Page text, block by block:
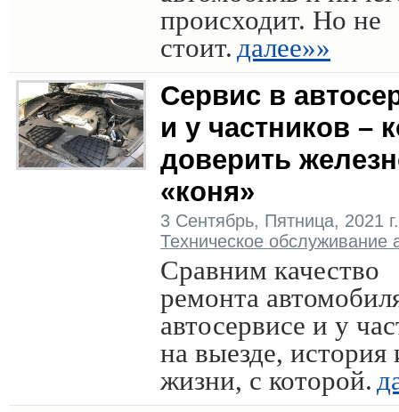
происходит. Но не
стоит. далее»»
Сервис в
и у частников –
доверить
«коня»
3 Сентябрь, Пятница, 2021
Техническое обслуживание
Сравним качество
ремонта
автосервисе и у
на выезде, история
жизни, с которой.